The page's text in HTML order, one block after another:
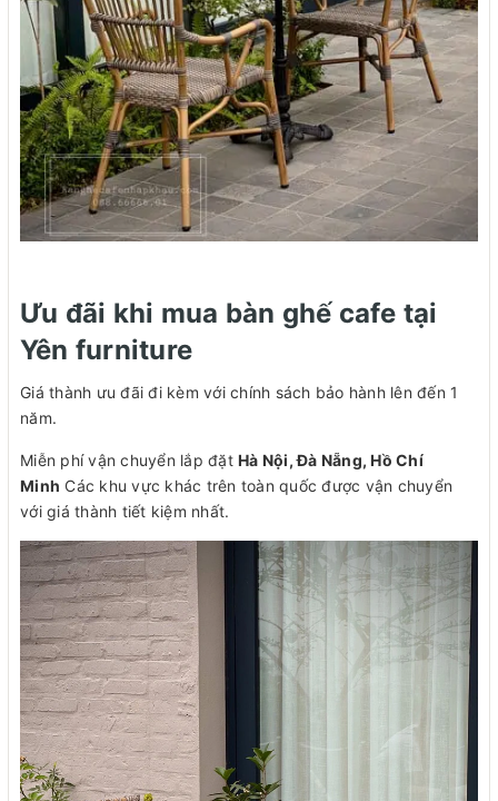
Ưu đãi khi mua bàn ghế cafe tại
Yên furniture
Giá thành ưu đãi đi kèm với chính sách bảo hành lên đến 1
năm.
Miễn phí vận chuyển lắp đặt Hà Nội, Đà Nẵng, Hồ Chí
Minh Các khu vực khác trên toàn quốc được vận chuyển
với giá thành tiết kiệm nhất.